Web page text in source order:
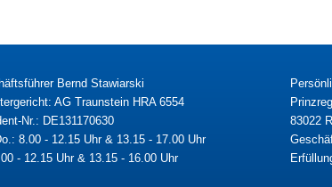
Bernd Stawiarski
AG Traunstein HRA 6554
Nr.: DE131170630
8.00 - 12.15 Uhr & 13.15 - 17.00 Uhr
- 12.15 Uhr & 13.15 - 16.00 Uhr
83022